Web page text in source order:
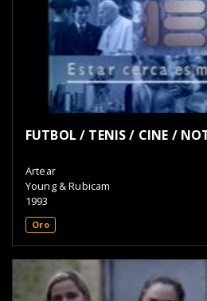
FUTBOL / TENIS / CINE /
Artear
Young & Rubicam
1993
Oro